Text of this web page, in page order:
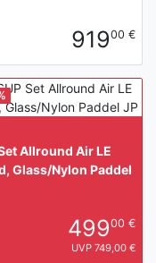
91900 €
Allround Air LE
Glass/Nylon Paddel
49900 €
UVP 749,00 €